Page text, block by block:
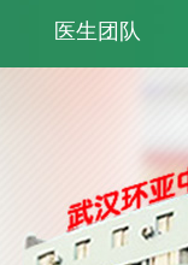
医生团队